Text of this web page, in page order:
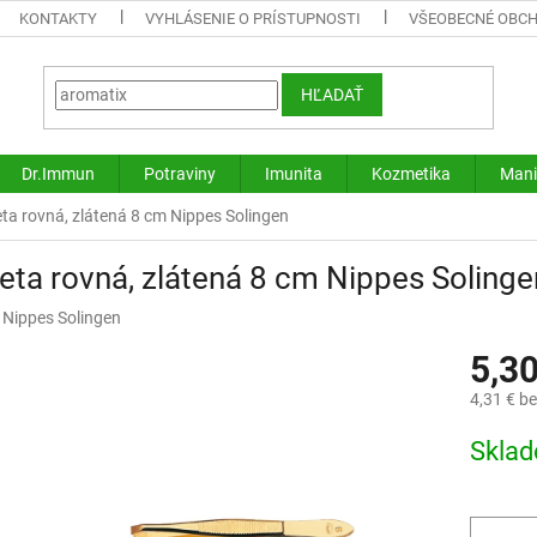
KONTAKTY VYHLÁSENIE O PRÍSTUPNOSTI VŠEOBECNÉ
HĽADAŤ
Dr.Immun Potraviny Imunita Kozmetika
rovná, zlátená 8 cm Nippes Solingen
rovná, zlátená 8 cm Nippes
Nippes Solingen
4,31 €
cena: